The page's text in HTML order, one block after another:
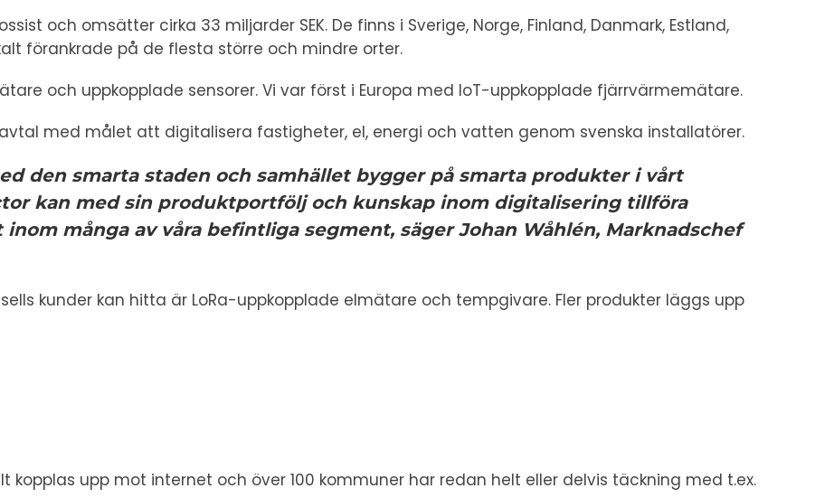
och omsätter cirka 33 miljarder SEK. De finns i Sverige, Norge, Finland, Danmark, Estland,
förankrade på de flesta större och mindre orter.
och uppkopplade sensorer. Vi var först i Europa med IoT-uppkopplade fjärrvärmemätare.
med målet att digitalisera fastigheter, el, energi och vatten genom svenska installatörer.
den smarta staden och samhället bygger på smarta produkter i vårt
kan med sin produktportfölj och kunskap inom digitalisering tillföra
många av våra befintliga segment, säger Johan Wåhlén, Marknadschef
kunder kan hitta är LoRa-uppkopplade elmätare och tempgivare. Fler produkter läggs upp
kopplas upp mot internet och över 100 kommuner har redan helt eller delvis täckning med t.ex.